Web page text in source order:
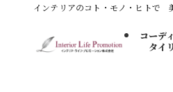
インテリアのコト・モノ・ヒトで
コーデ
タイ